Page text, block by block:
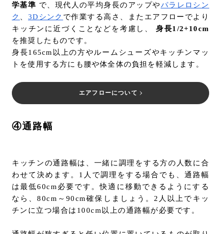
学基準 で、現代人の平均身長のアップやパラレロシン
ク
3Dシンク で作業する高さ、またエアフローでより
キッチンに近づくことなどを考慮し、 身長1/2+10cm
を推奨したものです。
身長165cm以上の方やルームシューズやキッチンマッ
トを使用する方にも腰や体全体の負担を軽減します。
エアフローについて
④通路幅
キッチンの通路幅は、一緒に調理をする方の人数に合
わせて決めます。1人で調理をする場合でも、通路幅
は最低60cm必要です。快適に移動できるようにする
なら、80cm～90cm確保しましょう。2人以上でキッ
チンに立つ場合は100cm以上の通路幅が必要です。